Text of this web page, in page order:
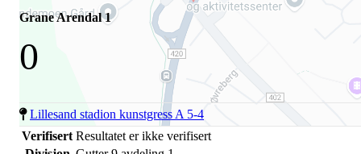
Grane Arendal 1
0
Lillesand stadion kunstgress A 5-4
Verifisert Resultatet er ikke verifisert